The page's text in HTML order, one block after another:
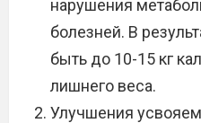
нарушения
болезней. В
быть до 10-15 кг
лишнего веса.
Улучшения